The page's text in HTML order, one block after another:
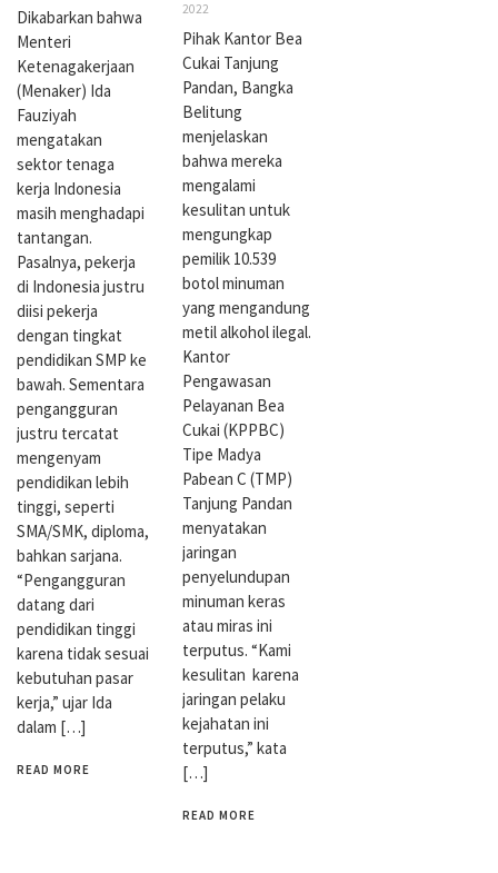
Dikabarkan bahwa
Menteri
Ketenagakerjaan
(Menaker) Ida
Fauziyah
mengatakan
sektor tenaga
kerja Indonesia
masih menghadapi
tantangan.
Pasalnya, pekerja
di Indonesia justru
diisi pekerja
dengan tingkat
pendidikan SMP ke
bawah. Sementara
pengangguran
justru tercatat
mengenyam
pendidikan lebih
tinggi, seperti
SMA/SMK, diploma,
bahkan sarjana.
“Pengangguran
datang dari
pendidikan tinggi
karena tidak sesuai
kebutuhan pasar
kerja,” ujar Ida
dalam […]
READ MORE
2022
Pihak Kantor Bea
Cukai Tanjung
Pandan, Bangka
Belitung
menjelaskan
bahwa mereka
mengalami
kesulitan untuk
mengungkap
pemilik 10.539
botol minuman
yang mengandung
metil alkohol ilegal.
Kantor
Pengawasan
Pelayanan Bea
Cukai (KPPBC)
Tipe Madya
Pabean C (TMP)
Tanjung Pandan
menyatakan
jaringan
penyelundupan
minuman keras
atau miras ini
terputus. “Kami
kesulitan karena
jaringan pelaku
kejahatan ini
terputus,” kata
[…]
READ MORE